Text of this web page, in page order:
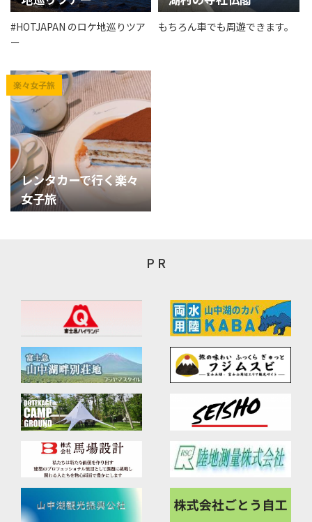
#HOTJAPAN のロケ地巡りツア
ー
もちろん車でも周遊できます。
レンタカーで行く楽々
女子旅
P R